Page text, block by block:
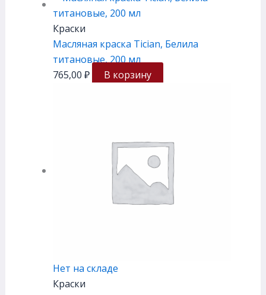
Краски
Масляная краска Tician, Белила
титановые, 200 мл
765,00 ₽ В корзину
Нет на складе
Краски